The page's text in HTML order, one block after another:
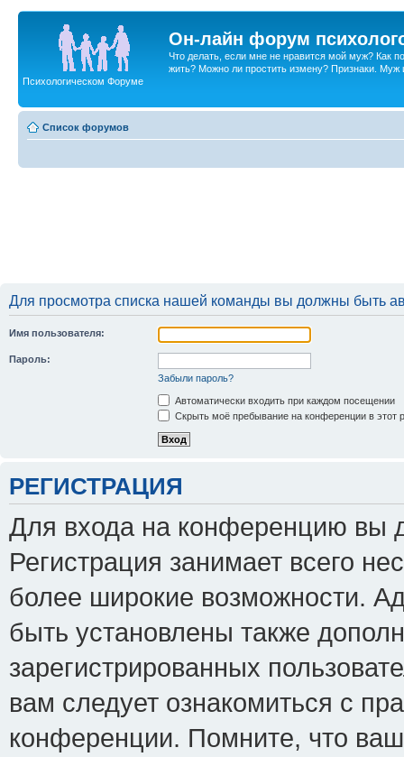
Он-лайн форум
Что делать, если мне не нравится мой муж? Как
жить? Можно ли простить измену? Признаки. Муж
Психологическом Форуме
Список форумов
Для просмотра списка нашей команды вы должны быть
Имя пользователя:
Пароль:
Забыли пароль?
Автоматически входить при каждом посещении
Скрыть моё пребывание на конференции в этот
РЕГИСТРАЦИЯ
Для входа на конференцию вы
Регистрация занимает всего
более широкие возможности.
быть установлены также
зарегистрированных
вам следует ознакомиться с
конференции. Помните, что